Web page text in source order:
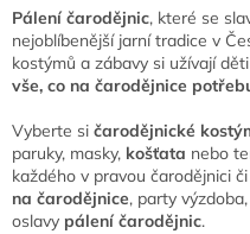
Pálení čarodějnic, které se
nejoblíbenější jarní tradice v
kostýmů a zábavy si užívají
vše, co na čarodějnice
Vyberte si čarodějnické
paruky, masky, košťata nebo
každého v pravou čarodějnici
na čarodějnice, party
oslavy pálení čarodějnic.